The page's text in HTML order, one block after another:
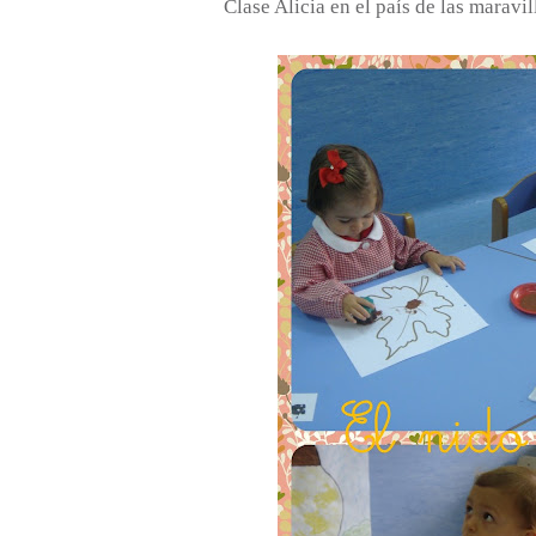
Clase Alicia en el país de las